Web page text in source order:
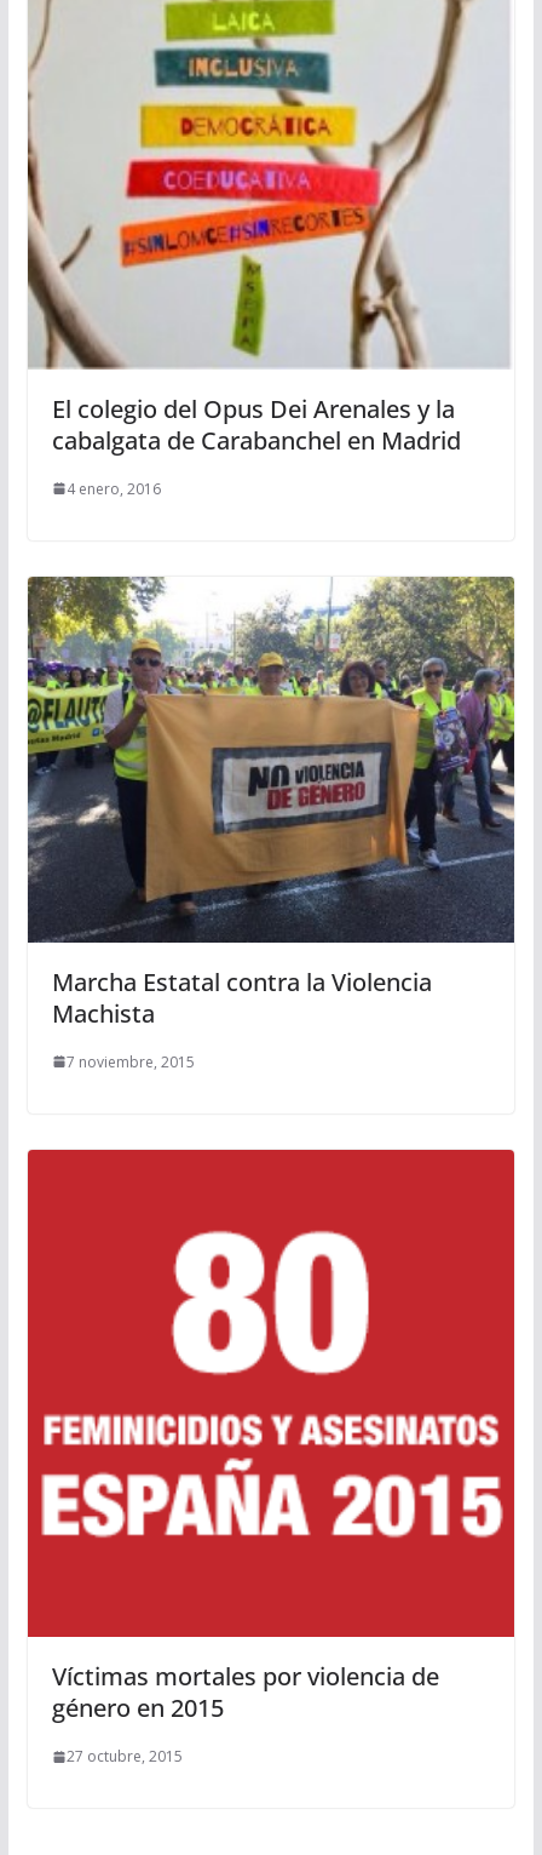
El colegio del Opus Dei Arenales y la
cabalgata de Carabanchel en Madrid
4 enero, 2016
Marcha Estatal contra la Violencia
Machista
7 noviembre, 2015
Víctimas mortales por violencia de
género en 2015
27 octubre, 2015